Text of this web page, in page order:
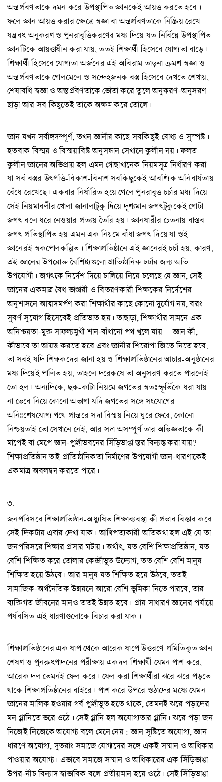
অন্তর্প্রবণতাকে দমন করে উপস্থাপিত জ্ঞানকেই আয়ত্ত করতে হবে।
ফলে জ্ঞান আয়ত্ত করার ক্ষেত্রে স্বজ্ঞা বা অন্তর্প্রবণতাকে নিষ্ক্রিয় রেখে
যন্ত্রবৎ অনুকরণ ও পুনরাবৃত্তিকরণের মধ্য দিয়ে যত নির্বিঘ্নে উপস্থাপিত
জ্ঞানটিকে আয়ত্তাধীন করা যায়, ততই শিক্ষার্থী হিসেবে যোগ্যতা বাড়ে।
শিক্ষার্থী হিসেবে যোগ্যতা অর্জনের এই অবিরাম তাড়না ক্রমশ স্বজ্ঞা ও
অন্তর্প্রবণতাকে গোলমেলে ও সন্দেহজনক বস্তু হিসেবে দেখতে শেখায়,
শেষাবধি স্বজ্ঞা ও অন্তর্প্রবণতাকে ভোঁতা করে তুলে অনুকরণ-অনুসরণ
ছাড়া আর সব কিছুতেই তাকে অক্ষম করে তোলে।
জ্ঞান যখন সর্বাঙ্গসম্পূর্ণ, তখন জ্ঞানীর কাছে সবকিছুই বোধ্য ও সুস্পষ্ট।
হতবাক বিস্ময় ও বিস্ময়াবিষ্ট অনুসন্ধান সেখানে কুলীন নয়। ফলত
কুলীন জ্ঞানের অভিপ্রায় হল এমন গোছাখানেক নিয়মসূত্র নির্ধারণ করা
যা সর্ব বস্তুর উৎপত্তি-বিকাশ-বিনাশ সবকিছুকেই আবশ্যিক অনিবার্যতায়
বেঁধে রেখেছে। একবার নির্ধারিত হয়ে গেলে পুনরাবৃত্ত চর্চার মধ্য দিয়ে
সেই নিয়মাবলীর খোলা জানালাটুকু দিয়ে দৃশ্যমান জগৎটুকুকেই গোটা
জগৎ বলে ধরে নেওয়ার প্রত্যয় তৈরি হয়। জ্ঞানধারীর চেতনায় বাস্তব
জগৎ প্রতিস্থাপিত হয় এমন এক নিয়মে বাঁধা জগৎ দিয়ে যা ওই
জ্ঞানেরই স্বকপোলকল্পিত। শিক্ষাপ্রতিষ্ঠানে এই জ্ঞানেরই চর্চা হয়, কারণ,
এই জ্ঞানের উপরোক্ত বৈশিষ্ট্যগুলো প্রাতিষ্ঠানিক চর্চার জন্য অতি
উপযোগী। জগৎকে নির্দেশ দিয়ে চালিয়ে নিয়ে চলেছে যে জ্ঞান, সেই
জ্ঞানের একমাত্র বৈধ ভাণ্ডারী ও বিতরণকারী শিক্ষকের নির্দেশের
অনুশাসনে আত্মসমর্পণ করা শিক্ষার্থীর কাছে কোনো দুর্যোগ নয়, বরং
সুবর্ণ সুযোগ হিসেবেই প্রতিভাত হয়। তাছাড়া, শিক্ষার্থীর সামনে এক
অনিশ্চয়তা-মুক্ত সাফল্যমুখী শান-বাঁধানো পথ খুলে যায়— জ্ঞান কী,
কীভাবে তা আয়ত্ত করতে হবে এবং জ্ঞানীর শিরোপা জিতে নিতে হবে,
তা সবই যদি শিক্ষকদের জানা হয় ও শিক্ষাপ্রতিষ্ঠানের আচার-অনুষ্ঠানের
মধ্য দিয়েই পালিত হয়, তাহলে দরেকষে তা অনুসরণ করতে পারলেই
তো হল। অন্যদিকে, ছক-কাটা নিয়মে জগতের স্বতঃস্ফূর্তিকে ধরা যায়
না ভেবে নিয়ে কোনো অভাগা যদি জগতের সঙ্গে সংযোগের
অনিঃশেষযোগ্য পথে প্রান্তরে সদা বিস্ময় নিয়ে ঘুরে ফেরে, কোনো
নিশ্চয়তাই তো সেখানে নেই, আর সদা অসম্পূর্ণ তার অভিজ্ঞতাকে কী
মাপেই বা মেপে জ্ঞান-পুঞ্জীভবনের সিঁড়িভাঙা স্তর বিন্যস্ত করা যায়?
শিক্ষাপ্রতিষ্ঠান তাই প্রাতিষ্ঠানিকতা নির্মাণের উপযোগী জ্ঞান-ধারণাকেই
একমাত্র অবলম্বন করতে পারে।
৩.
জনপরিসরে শিক্ষাপ্রতিষ্ঠান-অধ্যুষিত শিক্ষাব্যবস্থা কী প্রভাব বিস্তার করে
সেই দিকটায় এবার দেখা যাক। আধিপত্যকারী অতিকথা হল এই যে তা
জনপরিসরে শিক্ষার প্রসার ঘটায়। অর্থাৎ, যত বেশি শিক্ষাপ্রতিষ্ঠান, যত
বেশি শিক্ষিত করে তোলার কেন্দ্রীভূত উদ্যোগ, তত বেশি বেশি মানুষ
শিক্ষিত হয়ে উঠবে। আর মানুষ যত শিক্ষিত হয়ে উঠবে, ততই
সামাজিক-অর্থনৈতিক উন্নয়নে আরো বেশি ভূমিকা নিতে পারবে, তার
ব্যক্তিগত জীবনের মানও ততই উন্নত হবে। প্রায় সাধারণ জ্ঞানের পর্যায়ে
পর্যবসিত এই ধারণাগুলোকে বিচার করা যাক।
শিক্ষাপ্রতিষ্ঠানের এক ধাপ থেকে আরেক ধাপে উত্তরণে প্রমিতিকৃত জ্ঞান
শেষণ ও পুনরুৎপাদনের পরীক্ষায় একদল শিক্ষার্থী যেমন পাশ করে,
আরেক দল তেমনই ফেল করে। ফেল করা শিক্ষার্থীরা ঝরে ঝরে পড়তে
থাকে শিক্ষাপ্রতিষ্ঠানের বাইরে। পাশ করে উপরে ওঠাদের মধ্যে যেমন
জ্ঞানের মালিক হওয়ার গর্ব পুঞ্জীভূত হতে থাকে, তেমনই ঝরে পড়াদের
মন গ্লানিতে ভরে ওঠে। সেই গ্লানি হল অযোগ্যতার গ্লানি। ঝরে পড়া জন
নিজেই নিজেকে অযোগ্য বলে মেনে নেয় : জ্ঞান সৃষ্টিতে অযোগ্য, জ্ঞান
ধারণে অযোগ্য, সুতরাং সমাজে যোগ্যদের সঙ্গে একই সম্মান ও অধিকার
পাওয়ার অযোগ্য। এভাবে সমাজে সম্মান ও অধিকারের এক সিঁড়িভাঙা
উপর-নীচ বিন্যাস স্বাভাবিক বলে প্রতীয়মান হয়ে ওঠে। সেই সিঁড়িভাঙা